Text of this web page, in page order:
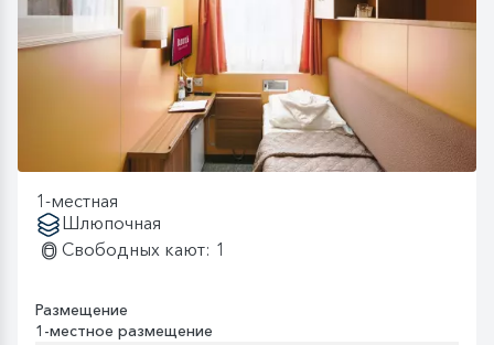
1-местная
Шлюпочная
Свободных кают: 1
Размещение
1-местное размещение